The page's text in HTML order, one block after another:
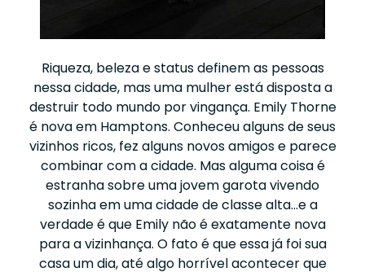
Riqueza, beleza e status definem as pessoas
nessa cidade, mas uma mulher está disposta a
destruir todo mundo por vingança. Emily Thorne
é nova em Hamptons. Conheceu alguns de seus
vizinhos ricos, fez alguns novos amigos e parece
combinar com a cidade. Mas alguma coisa é
estranha sobre uma jovem garota vivendo
sozinha em uma cidade de classe alta…e a
verdade é que Emily não é exatamente nova
para a vizinhança. O fato é que essa já foi sua
casa um dia, até algo horrível acontecer que